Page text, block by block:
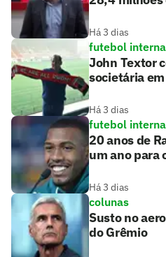
Há 3 dias
futebol
John Textor
societária
Há 3 dias
futebol
20 anos de
um ano para
Há 3 dias
colunas
Susto no
do Grêmio